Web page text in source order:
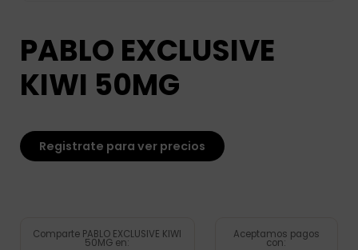
PABLO EXCLUSIVE
KIWI 50MG
Registrate para ver precios
Comparte PABLO EXCLUSIVE KIWI
50MG en:
Aceptamos pagos
con: